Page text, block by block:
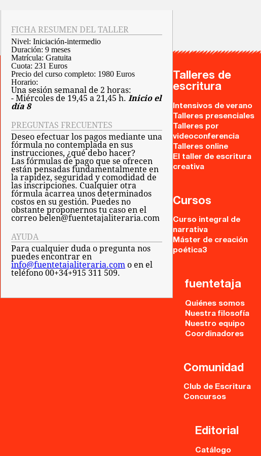
FICHA RESUMEN DEL TALLER
Nivel: Iniciación-intermedio
Duración: 9 meses
Matrícula: Gratuita
Cuota: 231 Euros
Precio del curso completo: 1980 Euros
Horario:
Una sesión semanal de 2 horas:
- Miércoles de 19,45 a 21,45 h. Inicio el
día 8
PREGUNTAS FRECUENTES
Deseo efectuar los pagos mediante una
fórmula no contemplada en sus
instrucciones, ¿qué debo hacer?
Las fórmulas de pago que se ofrecen
están pensadas fundamentalmente en
la rapidez, seguridad y comodidad de
las inscripciones. Cualquier otra
fórmula acarrea unos determinados
costos en su gestión. Puedes no
obstante proponernos tu caso en el
correo belen@fuentetajaliteraria.com
AYUDA
Para cualquier duda o pregunta nos
puedes encontrar en
info@fuentetajaliteraria.com o en el
teléfono 00+34+915 311 509.
Talleres de
escritura
Intensivos de verano
Talleres presenciales
Talleres por
videoconferencia
Talleres online
El taller de escritura
creativa
Cursos
Curso integral de
narrativa
Máster de creación
poética3
fuentetaja
Quiénes somos
Nuestra filosofía
Nuestro equipo
Coordinadores
Comunidad
Club de Escritura
Concursos
Editorial
Catálogo